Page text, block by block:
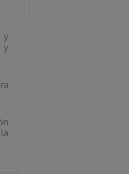
y
y